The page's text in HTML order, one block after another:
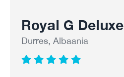
Royal G Deluxe
Durres, Albaania